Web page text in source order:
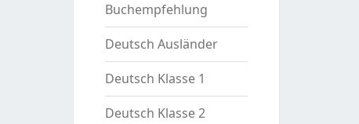
Buchempfehlung
Deutsch Ausländer
Deutsch Klasse 1
Deutsch Klasse 2